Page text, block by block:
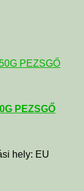
PEZSGŐ
hely: EU